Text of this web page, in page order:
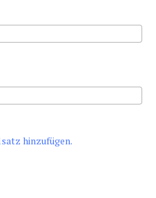
hinzufügen.